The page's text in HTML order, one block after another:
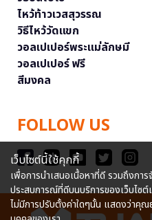
ไหว้ท้าวเวสสุวรรณ
วิธีไหว้วัดแขก
วอลเปเปอร์พระแม่ลักษมี
วอลเปเปอร์ ฟรี
สีมงคล
FOLLOW US
เว็บไซต์นี้ใช้คุกกี้
เพื่อการนำเสนอเนื้อหาที่ดี รวมถึงกา
ประสบการณ์ที่ดีบนบริการของเว็บไซต์
ไม่มีการปรับตั้งค่าใดๆนั้น แสดงว่าคุ